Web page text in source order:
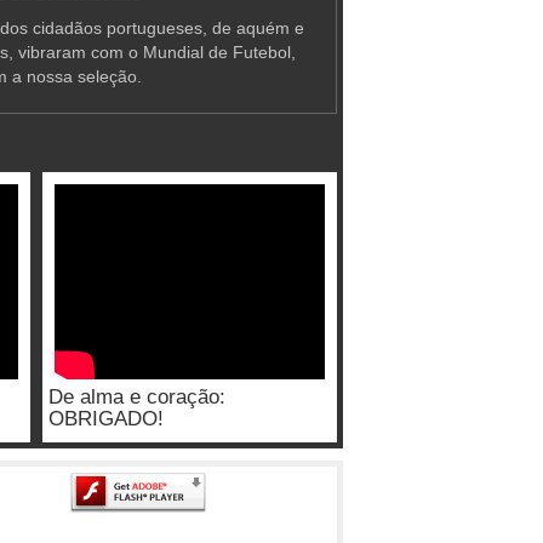
cidadãos portugueses, de aquém e
vibraram com o Mundial de Futebol,
a nossa seleção.
De alma e coração:
OBRIGADO!